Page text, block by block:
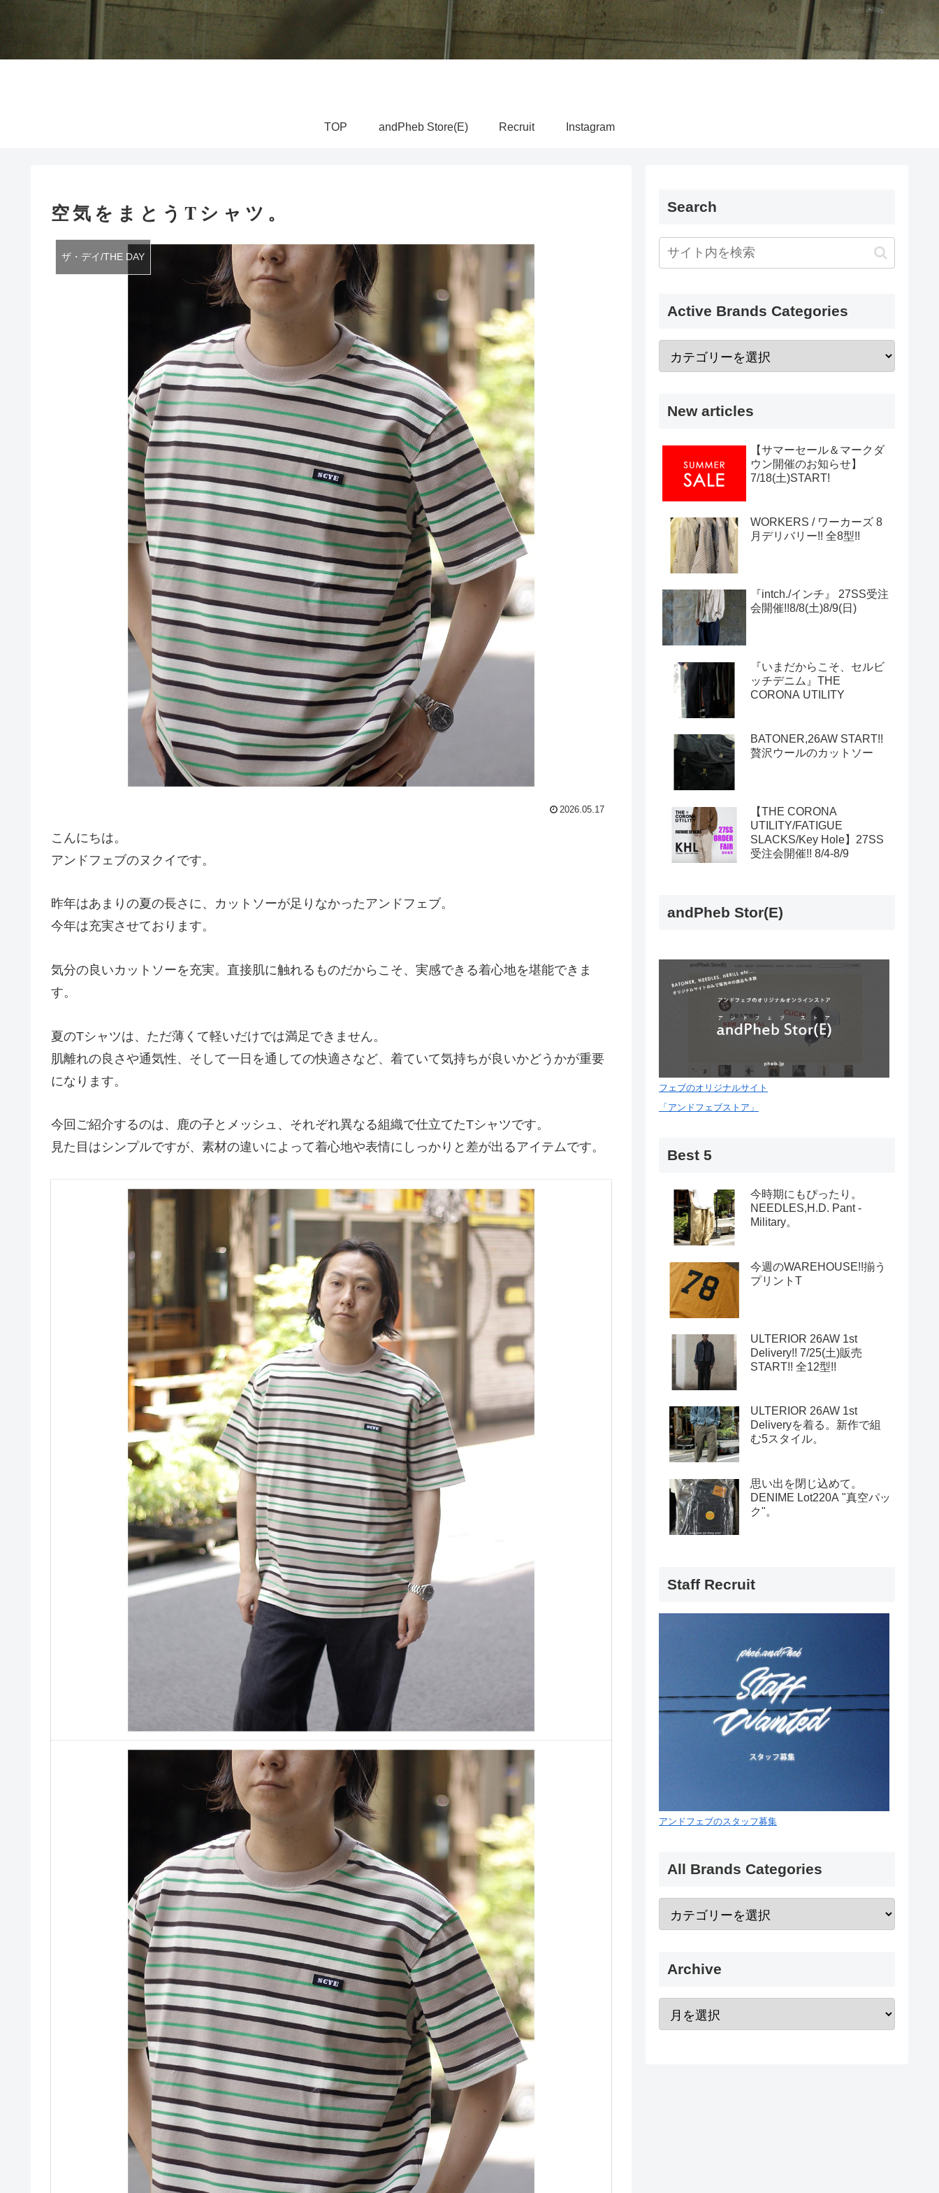
TOP andPheb Store(E) Recruit Instagram
空気をまとうTシャツ。
ザ・デイ/THE DAY
2026.05.17
こんにちは。
アンドフェブのヌクイです。
昨年はあまりの夏の長さに、カットソーが足りなかったアンドフェブ。
今年は充実させております。
気分の良いカットソーを充実。直接肌に触れるものだからこそ、実感できる着心地を堪能できま
す。
夏のTシャツは、ただ薄くて軽いだけでは満足できません。
肌離れの良さや通気性、そして一日を通しての快適さなど、着ていて気持ちが良いかどうかが重要
になります。
今回ご紹介するのは、鹿の子とメッシュ、それぞれ異なる組織で仕立てたTシャツです。
見た目はシンプルですが、素材の違いによって着心地や表情にしっかりと差が出るアイテムです。
Search
Active Brands Categories
New articles
【サマーセール＆マークダ
ウン開催のお知らせ】
7/18(土)START!
WORKERS / ワーカーズ 8
月デリバリー!! 全8型!!
『intch./インチ』 27SS受注
会開催!!8/8(土)8/9(日)
『いまだからこそ、セルビ
ッチデニム』THE
CORONA UTILITY
BATONER,26AW START!!
贅沢ウールのカットソー
【THE CORONA
UTILITY/FATIGUE
SLACKS/Key Hole】27SS
受注会開催!! 8/4-8/9
andPheb Stor(E)
フェブのオリジナルサイト
「アンドフェブストア」
Best 5
今時期にもぴったり。
NEEDLES,H.D. Pant -
Military。
今週のWAREHOUSE!!揃う
プリントT
ULTERIOR 26AW 1st
Delivery!! 7/25(土)販売
START!! 全12型!!
ULTERIOR 26AW 1st
Deliveryを着る。新作で組
む5スタイル。
思い出を閉じ込めて。
DENIME Lot220A "真空パッ
ク"。
Staff Recruit
アンドフェブのスタッフ募集
All Brands Categories
Archive